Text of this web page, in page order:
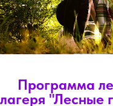
Программа
лагеря "Лесные